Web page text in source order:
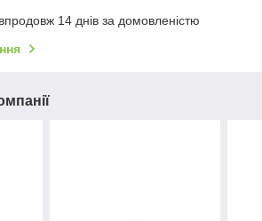
14 днів за домовленістю